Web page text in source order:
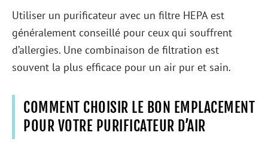
Utiliser un purificateur avec un filtre HEPA est
généralement conseillé pour ceux qui souffrent
d’allergies. Une combinaison de filtration est
souvent la plus efficace pour un air pur et sain.
COMMENT CHOISIR LE BON EMPLACEMENT
POUR VOTRE PURIFICATEUR D’AIR